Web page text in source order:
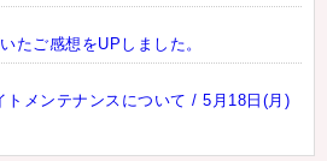
たご感想をUPしました。
トメンテナンスについて / 5月18日(月)